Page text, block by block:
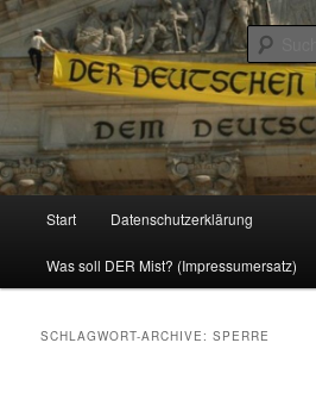
Reizzentrum
Politik, Wirtschaft, Soziales und Gesellschaft
Zum
Inhalt
Zum
sekundären
Start Datenschutzerklärung
Was soll DER Mist? (Impressumersatz)
SCHLAGWORT-ARCHIVE:SPERRE